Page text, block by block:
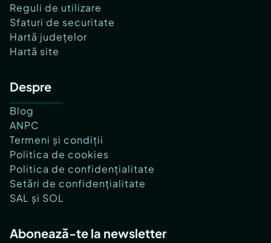
Reguli de utilizare
Sfaturi de securitate
Hartă județelor
Hartă site
Despre
Blog
ANPC
Termeni și condiții
Politica de cookies
Politica de confidențialitate
Setări de confidențialitate
SAL și SOL
Abonează-te la newsletter